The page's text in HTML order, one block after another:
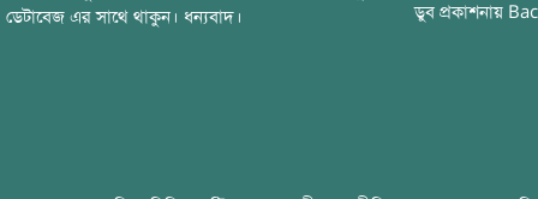
ডেটাবেজ এর সাথে থাকুন। ধন্যবাদ।
ডুব প্রকাশনায়